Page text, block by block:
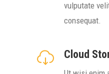
vulputate
consequat.
Cloud